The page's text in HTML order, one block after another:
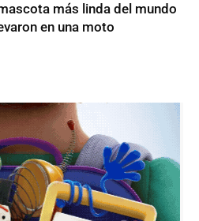
más linda del mundo
en una moto